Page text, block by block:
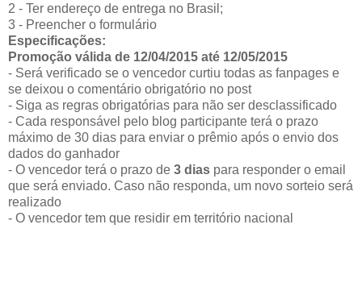
2 - Ter endereço de entrega no Brasil;
3 - Preencher o formulário
Especificações:
Promoção válida de 12/04/2015 até 12/05/2015
- Será verificado se o vencedor curtiu todas as fanpages e
se deixou o comentário obrigatório no post
- Siga as regras obrigatórias para não ser desclassificado
- Cada responsável pelo blog participante terá o prazo
máximo de 30 dias para enviar o prêmio após o envio dos
dados do ganhador
- O vencedor terá o prazo de 3 dias para responder o email
que será enviado. Caso não responda, um novo sorteio será
realizado
- O vencedor tem que residir em território nacional